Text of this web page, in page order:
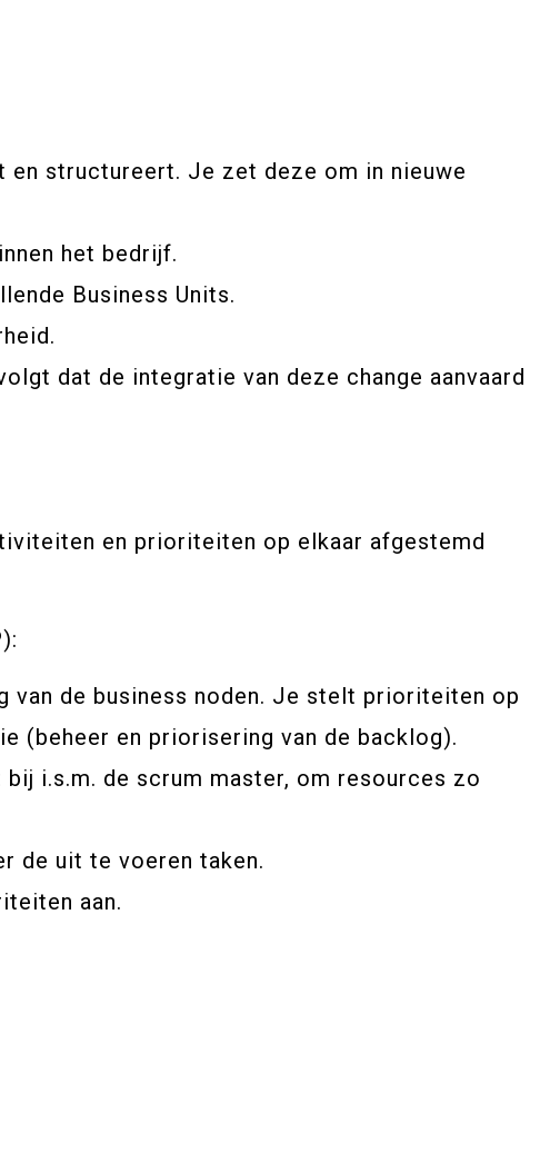
en structureert. Je zet deze om in nieuwe
het bedrijf.
Business Units.
dat de integratie van deze change aanvaard
en prioriteiten op elkaar afgestemd
van de business noden. Je stelt prioriteiten op
(beheer en priorisering van de backlog).
i.s.m. de scrum master, om resources zo
de uit te voeren taken.
aan.